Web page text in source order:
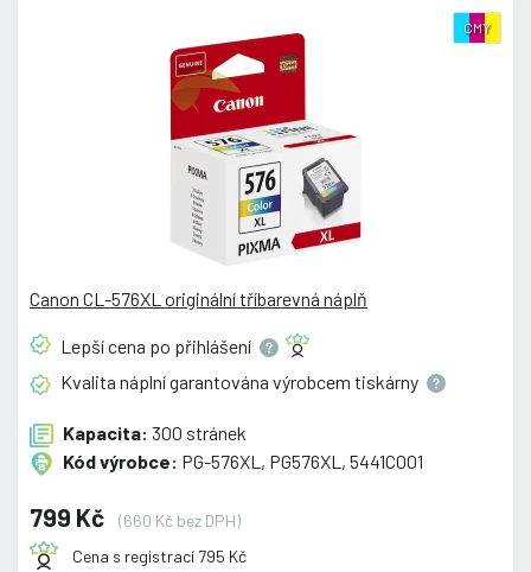
CMY
Canon CL-576XL originální tříbarevná náplň
Lepší cena po přihlášení
Kvalita náplní garantována výrobcem tiskárny
Kapacita: 300 stránek
Kód výrobce: PG-576XL, PG576XL, 5441C001
799 Kč
(660 Kč bez DPH)
Cena s registrací 795 Kč